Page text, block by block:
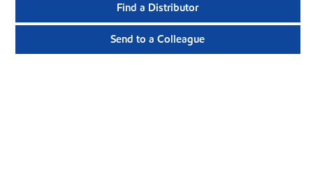
Find a Distributor
Send to a Colleague